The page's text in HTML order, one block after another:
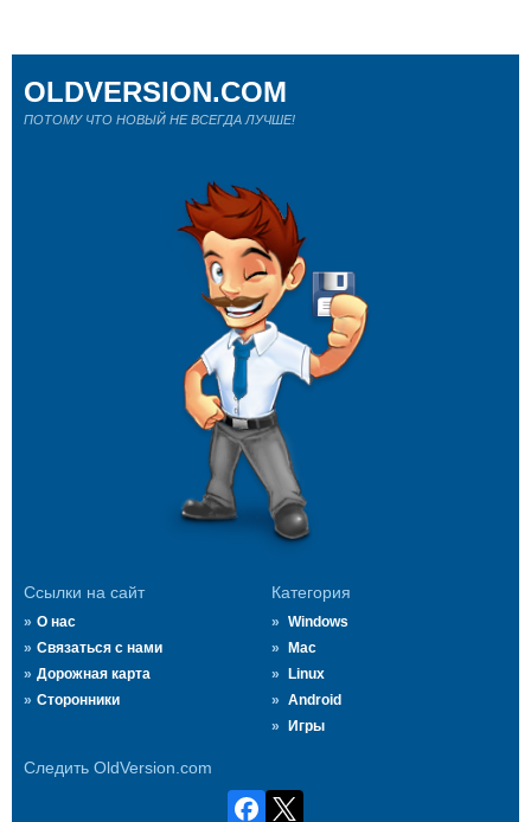
Ссылки на сайт
О нас
Связаться с нами
Дорожная карта
Сторонники
Категория
Windows
Mac
Linux
Android
Игры
Следить OldVersion.com
OLDVERSION.COM
ПОТОМУ ЧТО НОВЫЙ НЕ ВСЕГДА ЛУЧШЕ!